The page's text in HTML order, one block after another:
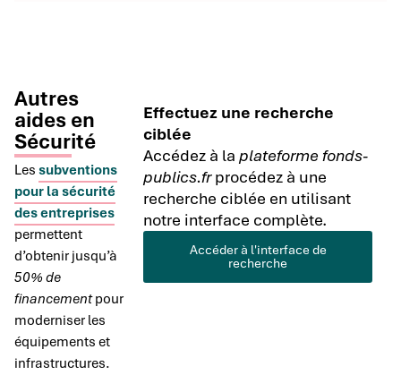
Autres
aides en
Sécurité
Les subventions
pour la sécurité
des entreprises
permettent
d’obtenir jusqu’à
50% de
financementpour
moderniser les
équipements et
infrastructures.
Effectuez une recherche
ciblée
Accédez à laplateforme fonds-
publics.frprocédez à une
recherche ciblée en utilisant
notre interface complète.
Accéder à l'interface de
recherche